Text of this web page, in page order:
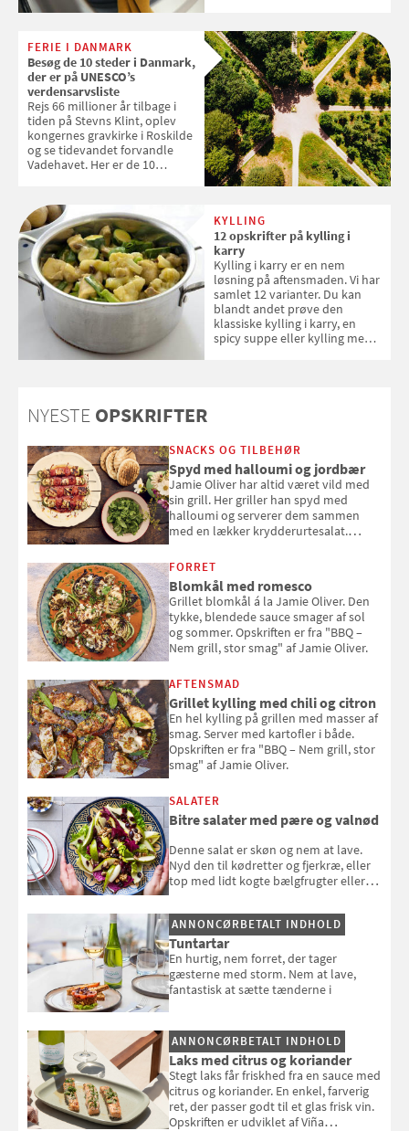
enkle råd til at spare penge på
tøjvasken
FERIE I DANMARK
Besøg de 10 steder i Danmark,
der er på UNESCO’s
verdensarvsliste
Rejs 66 millioner år tilbage i
tiden på Stevns Klint, oplev
kongernes gravkirke i Roskilde
og se tidevandet forvandle
Vadehavet. Her er de 10
KYLLING
12 opskrifter på kylling i
karry
Kylling i karry er en nem
løsning på aftensmaden. Vi har
samlet 12 varianter. Du kan
blandt andet prøve den
klassiske kylling i karry, en
spicy suppe eller kylling med
NYESTE OPSKRIFTER
SNACKS OG TILBEHØR
Spyd med halloumi og jordbær
Jamie Oliver har altid været vild med
sin grill. Her griller han spyd med
halloumi og serverer dem sammen
med en lækker krydderurtesalat.
smag" af Jamie Oliver.
FORRET
Blomkål med romesco
Grillet blomkål á la Jamie Oliver. Den
tykke, blendede sauce smager af sol
og sommer. Opskriften er fra "BBQ –
Nem grill, stor smag" af Jamie Oliver.
AFTENSMAD
Grillet kylling med chili og citron
En hel kylling på grillen med masser af
smag. Server med kartofler i både.
Opskriften er fra "BBQ – Nem grill, stor
smag" af Jamie Oliver.
SALATER
Bitre salater med pære og valnød
Denne salat er skøn og nem at lave.
Nyd den til kødretter og fjerkræ, eller
top med lidt kogte bælgfrugter eller
selvstændigt måltid. Opskriften er fra
Louisa Lorangs kogebog "Salat".
ANNONCØRBETALT INDHOLD
Tuntartar
En hurtig, nem forret, der tager
gæsterne med storm. Nem at lave,
fantastisk at sætte tænderne i
ANNONCØRBETALT INDHOLD
Laks med citrus og koriander
Stegt laks får friskhed fra en sauce med
citrus og koriander. En enkel, farverig
ret, der passer godt til et glas frisk vin.
Opskriften er udviklet af Viña